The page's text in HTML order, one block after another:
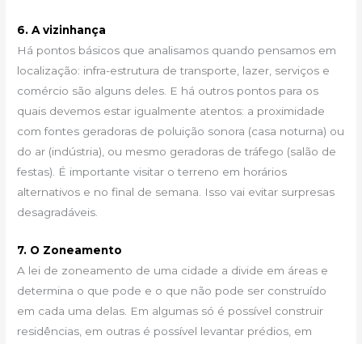
6. A vizinhança
Há pontos básicos que analisamos quando pensamos em
localização: infra-estrutura de transporte, lazer, serviços e
comércio são alguns deles. E há outros pontos para os
quais devemos estar igualmente atentos: a proximidade
com fontes geradoras de poluição sonora (casa noturna) ou
do ar (indústria), ou mesmo geradoras de tráfego (salão de
festas). É importante visitar o terreno em horários
alternativos e no final de semana. Isso vai evitar surpresas
desagradáveis.
7. O Zoneamento
A lei de zoneamento de uma cidade a divide em áreas e
determina o que pode e o que não pode ser construído
em cada uma delas. Em algumas só é possível construir
residências, em outras é possível levantar prédios, em